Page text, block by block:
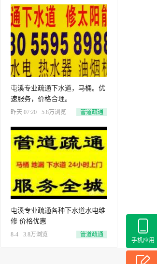
手机应用
屯溪专业疏通下水道，马桶。优
速服务，价格合理。
昨天 07:20 5.8万浏览 管道疏通
屯溪专业疏通各种下水道水电维
修 价格优惠
8-4 3.8万浏览 管道疏通